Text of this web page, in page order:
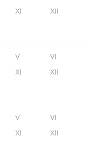
XI XII
V
VI
XI XII
V
VI
XI XII